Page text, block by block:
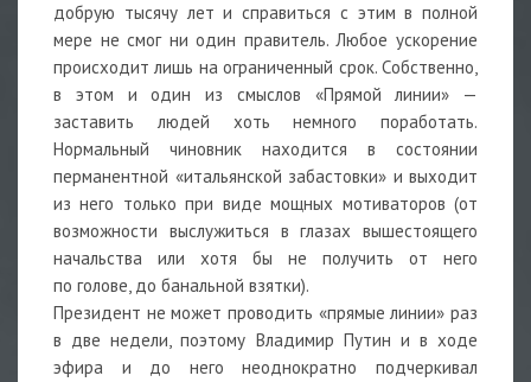
добрую тысячу лет и справиться с этим в полной
мере не смог ни один правитель. Любое ускорение
происходит лишь на ограниченный срок. Собственно,
в этом и один из смыслов «Прямой линии» —
заставить людей хоть немного поработать.
Нормальный чиновник находится в состоянии
перманентной «итальянской забастовки» и выходит
из него только при виде мощных мотиваторов (от
возможности выслужиться в глазах вышестоящего
начальства или хотя бы не получить от него
по голове, до банальной взятки).
Президент не может проводить «прямые линии» раз
в две недели, поэтому Владимир Путин и в ходе
эфира и до него неоднократно подчеркивал